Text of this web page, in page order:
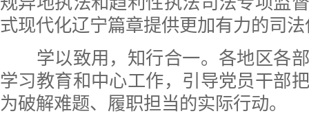
式现代化辽宁篇章提供更加有力的司
学以致用，知行合一。各地区各部
学习教育和中心工作，引导党员干部
为破解难题、履职担当的实际行动。